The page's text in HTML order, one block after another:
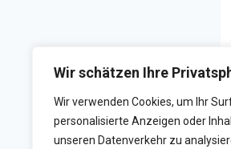
Wir schätzen Ihre
Wir verwenden Cookies, um Ihr
personalisierte Anzeigen oder
unseren Datenverkehr zu